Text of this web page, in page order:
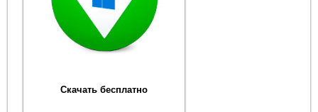
Скачать бесплатно